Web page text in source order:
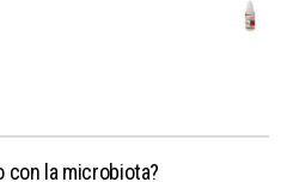
con la microbiota?